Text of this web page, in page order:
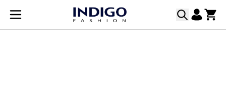
Прескачане към съдържанието